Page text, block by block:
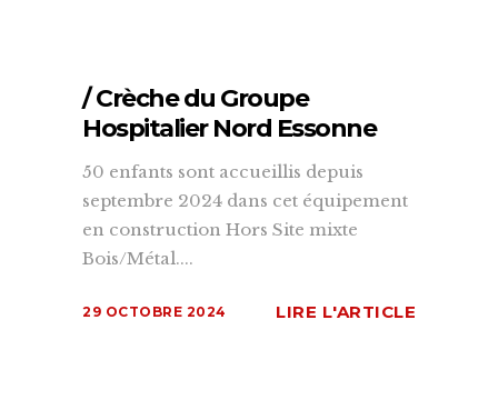
/ Crèche du Groupe
Hospitalier Nord Essonne
50 enfants sont accueillis depuis
septembre 2024 dans cet équipement
en construction Hors Site mixte
Bois/Métal....
29 OCTOBRE 2024 LIRE L'ARTICLE